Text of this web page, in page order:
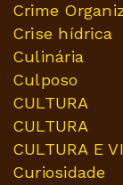
Crime
Crise hídrica
Culinária
Culposo
CULTURA
CULTURA
CULTURA E
Curiosidade